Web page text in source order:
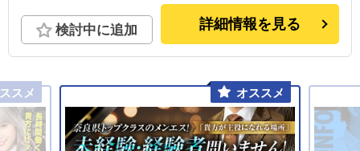
検討中に追加 詳細情報を見る